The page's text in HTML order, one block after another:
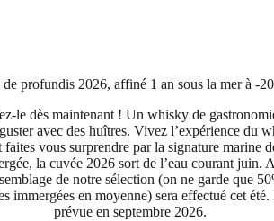
de profundis 2026, affiné 1 an sous la mer à -
le dès maintenant ! Un whisky de
avec des huîtres. Vivez l’expérience du
faites vous surprendre par la signature marine
la cuvée 2026 sort de l’eau courant juin.
de notre sélection (on ne garde que
immergées en moyenne) sera effectué cet
prévue en septembre 2026.